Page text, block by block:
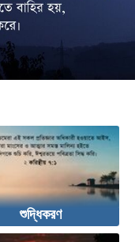
শুদ্ধিকরণ